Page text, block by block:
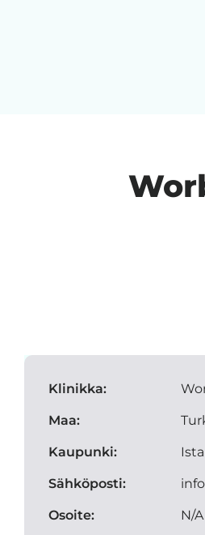
Klinikka:
Maa:
Kaupunki:
Sähköposti:
Osoite: N/A